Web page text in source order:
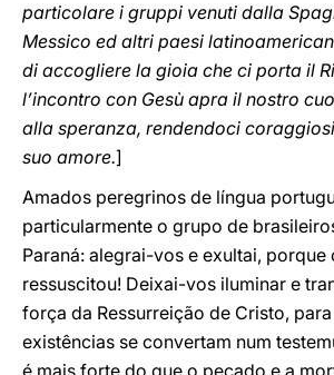
particolare i gruppi venuti dalla
Messico ed altri paesi
di accogliere la gioia che ci porta il
l’incontro con Gesù apra il nostro
alla speranza, rendendoci
suo amore.]
Amados peregrinos de língua
particularmente o grupo de
Paraná: alegrai-vos e exultai, porque
ressuscitou! Deixai-vos iluminar e
força da Ressurreição de Cristo,
existências se convertam num
é mais forte do que o pecado e a